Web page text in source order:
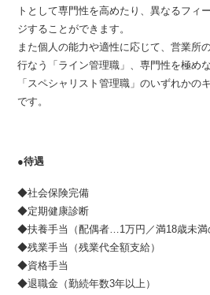
トとして専門性を高めたり、異なるフィ
ジすることができます。
また個人の能力や適性に応じて、営業所
行なう「ライン管理職」、専門性を極め
「スペシャリスト管理職」のいずれかの
です。
●待遇
◆社会保険完備
◆定期健康診断
◆扶養手当（配偶者…1万円／満18歳未満
◆残業手当（残業代全額支給）
◆資格手当
◆退職金（勤続年数3年以上）